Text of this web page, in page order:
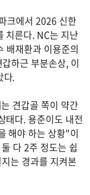
크에서 2026 신한
치른다. NC는 지난
배재환과 이용준의
하근 부분손상, 이
다.
견갑골 쪽이 약간
태다. 용준이도 내전
해야 하는 상황"이
다 2주 정도는 쉽
는 경과를 지켜본